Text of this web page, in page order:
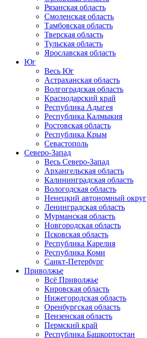
Рязанская область
Смоленская область
Тамбовская область
Тверская область
Тульская область
Ярославская область
Юг
Весь Юг
Астраханская область
Волгоградская область
Краснодарский край
Республика Адыгея
Республика Калмыкия
Ростовская область
Республика Крым
Севастополь
Северо-Запад
Весь Северо-Запад
Архангельская область
Калининградская область
Вологодская область
Ненецкий автономный округ
Ленинградская область
Мурманская область
Новгородская область
Псковская область
Республика Карелия
Республика Коми
Санкт-Петербург
Приволжье
Всё Приволжье
Кировская область
Нижегородская область
Оренбургская область
Пензенская область
Пермский край
Республика Башкортостан